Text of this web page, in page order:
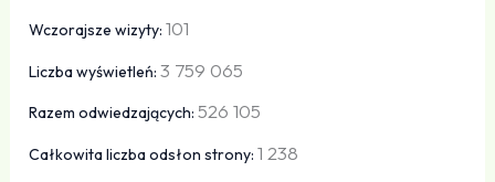
Wczorajsze wizyty:101
Liczba wyświetleń:3 759 065
Razem odwiedzających:526 105
Całkowita liczba odsłon strony:1 238